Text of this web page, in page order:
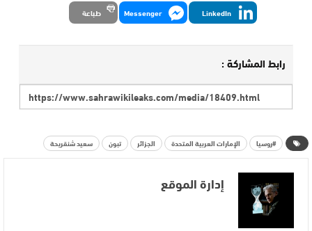
LinkedIn
Messenger طباعة
رابط المشاركة :
#روسيا الإمارات العربية المتحدة الجزائر تبون سعيد شنقريحة
إدارة الموقع